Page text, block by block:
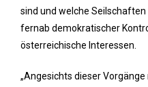
sind und welche
fernab demokratischer
österreichische Interessen.
„Angesichts dieser